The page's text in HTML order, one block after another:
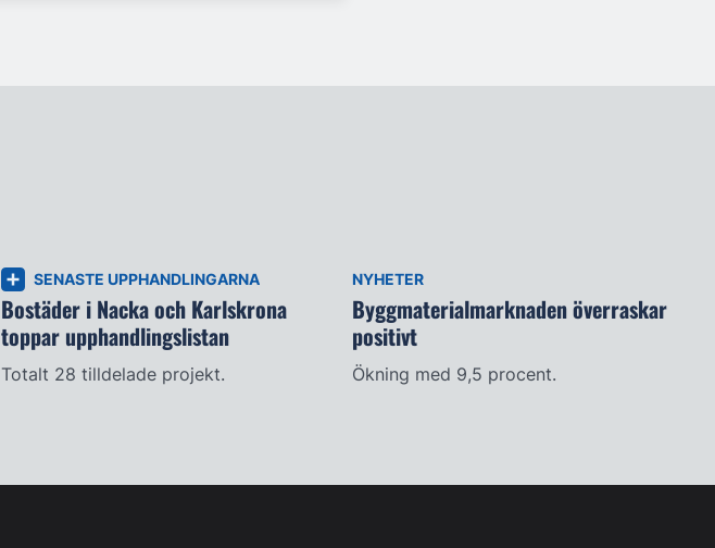
SENASTE UPPHANDLINGARNA
Bostäder i Nacka och Karlskrona
toppar upphandlingslistan
Totalt 28 tilldelade projekt.
NYHETER
Byggmaterialmarknaden överraskar
positivt
Ökning med 9,5 procent.